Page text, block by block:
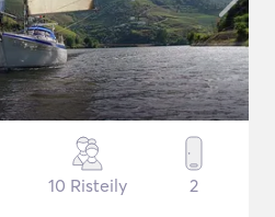
10 Risteily 2